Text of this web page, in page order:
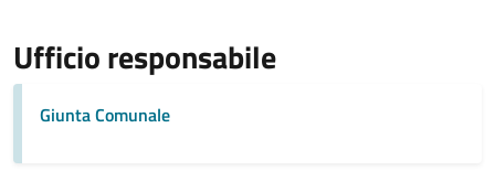
Ufficio responsabile
Giunta Comunale